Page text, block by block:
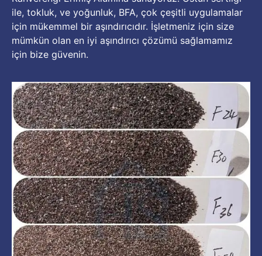
ile, tokluk, ve yoğunluk, BFA, çok çeşitli uygulamalar
için mükemmel bir aşındırıcıdır. İşletmeniz için size
mümkün olan en iyi aşındırıcı çözümü sağlamamız
için bize güvenin.